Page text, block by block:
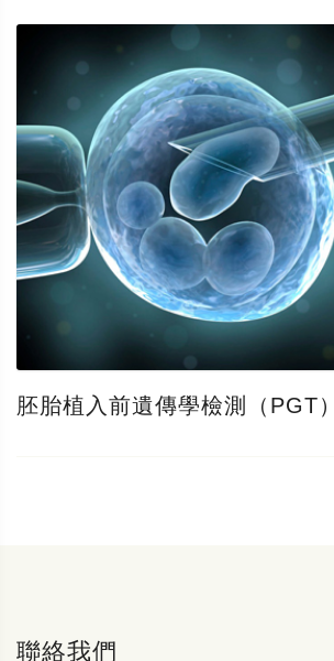
胚胎植入前遺傳學檢測（PGT）
聯絡我們